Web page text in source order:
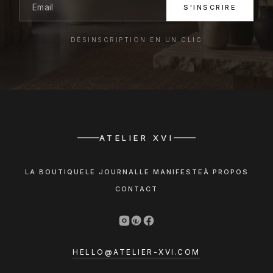
S'INSCRIRE
DÉSINSCRIPTION EN UN CLIC
ATELIER XVI
LA BOUTIQUE LE JOURNALLE MANIFESTE À PROPOS
CONTACT
HELLO@ATELIER-XVI.COM